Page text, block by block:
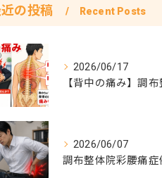
の投稿 Recent Posts
2026/06/17
2026/06/07
調布整体院彩腰痛症